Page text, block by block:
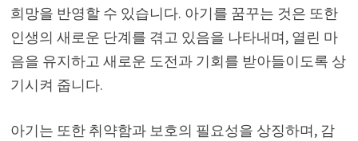
희망을 반영할 수 있습니다. 아기를 꿈꾸는 것은 또한
인생의 새로운 단계를 겪고 있음을 나타내며, 열린 마
음을 유지하고 새로운 도전과 기회를 받아들이도록 상
기시켜 줍니다.
아기는 또한 취약함과 보호의 필요성을 상징하며, 감